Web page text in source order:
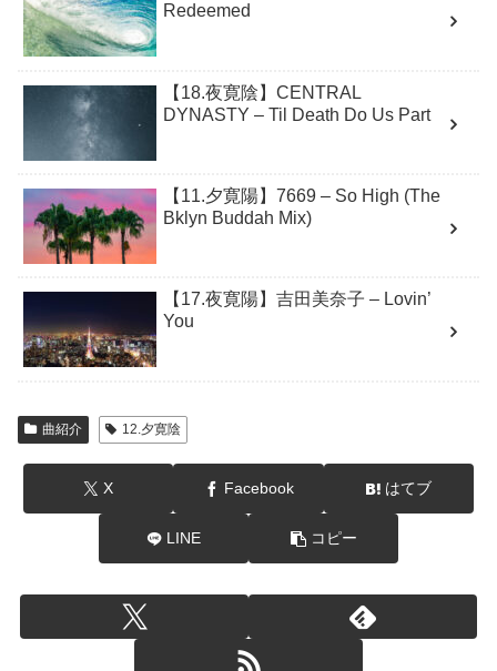
Redeemed
【18.夜寛陰】CENTRAL
DYNASTY – Til Death Do Us Part
【11.夕寛陽】7669 – So High (The
Bklyn Buddah Mix)
【17.夜寛陽】吉田美奈子 – Lovin’
You
曲紹介 12.夕寛陰
X Facebook はてブ
LINE コピー